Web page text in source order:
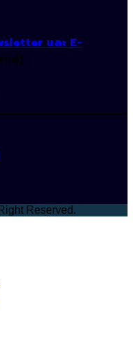
และ E-
ทย์)
Reserved.